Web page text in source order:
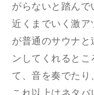
がらないと踏ん
近くまでいく激ア
が普通のサウナと
ンしてくれると
て、音を奏でたり
これ以上はネタ